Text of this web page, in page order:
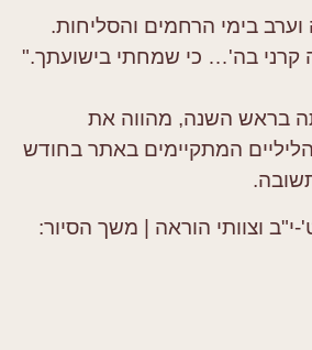
בימי הרחמים והסליחות.
קרני בה'… כי שמחתי בישועתך."
בראש השנה, מהווה את
המתקיימים באתר בחודש
י"ב וצוותי הוראה | משך הסיור: